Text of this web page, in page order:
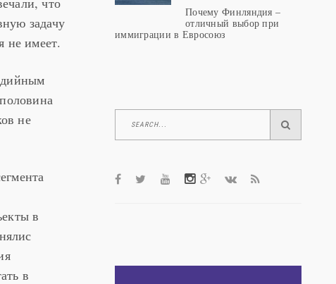
задачу
не имеет.
не
в
в
Почему Финляндия –
отличный выбор при
иммиграции в Евросоюз